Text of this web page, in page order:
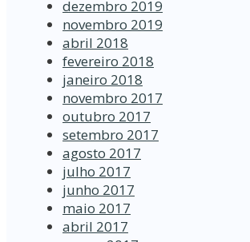
dezembro 2019
novembro 2019
abril 2018
fevereiro 2018
janeiro 2018
novembro 2017
outubro 2017
setembro 2017
agosto 2017
julho 2017
junho 2017
maio 2017
abril 2017